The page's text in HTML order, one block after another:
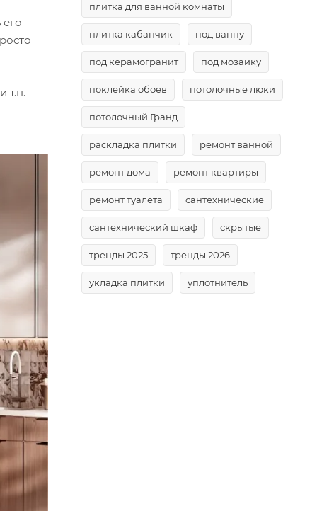
т.п.
плитка для ванной комнаты
плитка кабанчик под ванну
под керамогранит под мозаику
поклейка обоев потолочные люки
потолочный Гранд
раскладка плитки ремонт ванной
ремонт дома ремонт квартиры
ремонт туалета сантехнические
сантехнический шкаф скрытые
тренды 2025 тренды 2026
укладка плитки уплотнитель